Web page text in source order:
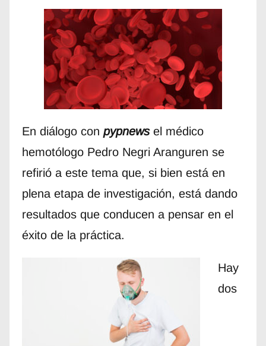
En diálogo con pypnews el médico
hemotólogo Pedro Negri Aranguren se
refirió a este tema que, si bien está en
plena etapa de investigación, está dando
resultados que conducen a pensar en el
éxito de la práctica.
Hay
dos